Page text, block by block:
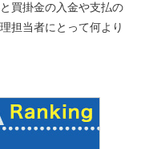
買掛金の入金や支払の
担当者にとって何より